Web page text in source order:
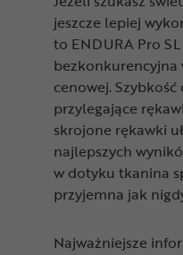
jeszcze lepiej
to ENDURA Pro
bezkonkurencyjna
cenowej.
przylegające
skrojone rękawki
najlepszych
w dotyku tkanina
przyjemna jak
Najważniejsze